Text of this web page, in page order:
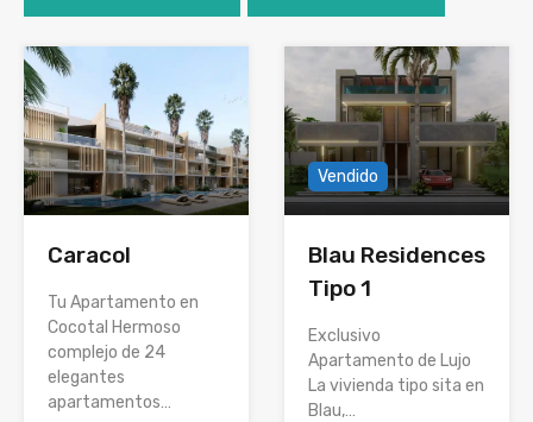
Caracol
Tu Apartamento en
Cocotal Hermoso
complejo de 24
elegantes
apartamentos…
Vendido
Blau Residences
Tipo 1
Exclusivo
Apartamento de Lujo
La vivienda tipo sita en
Blau,…